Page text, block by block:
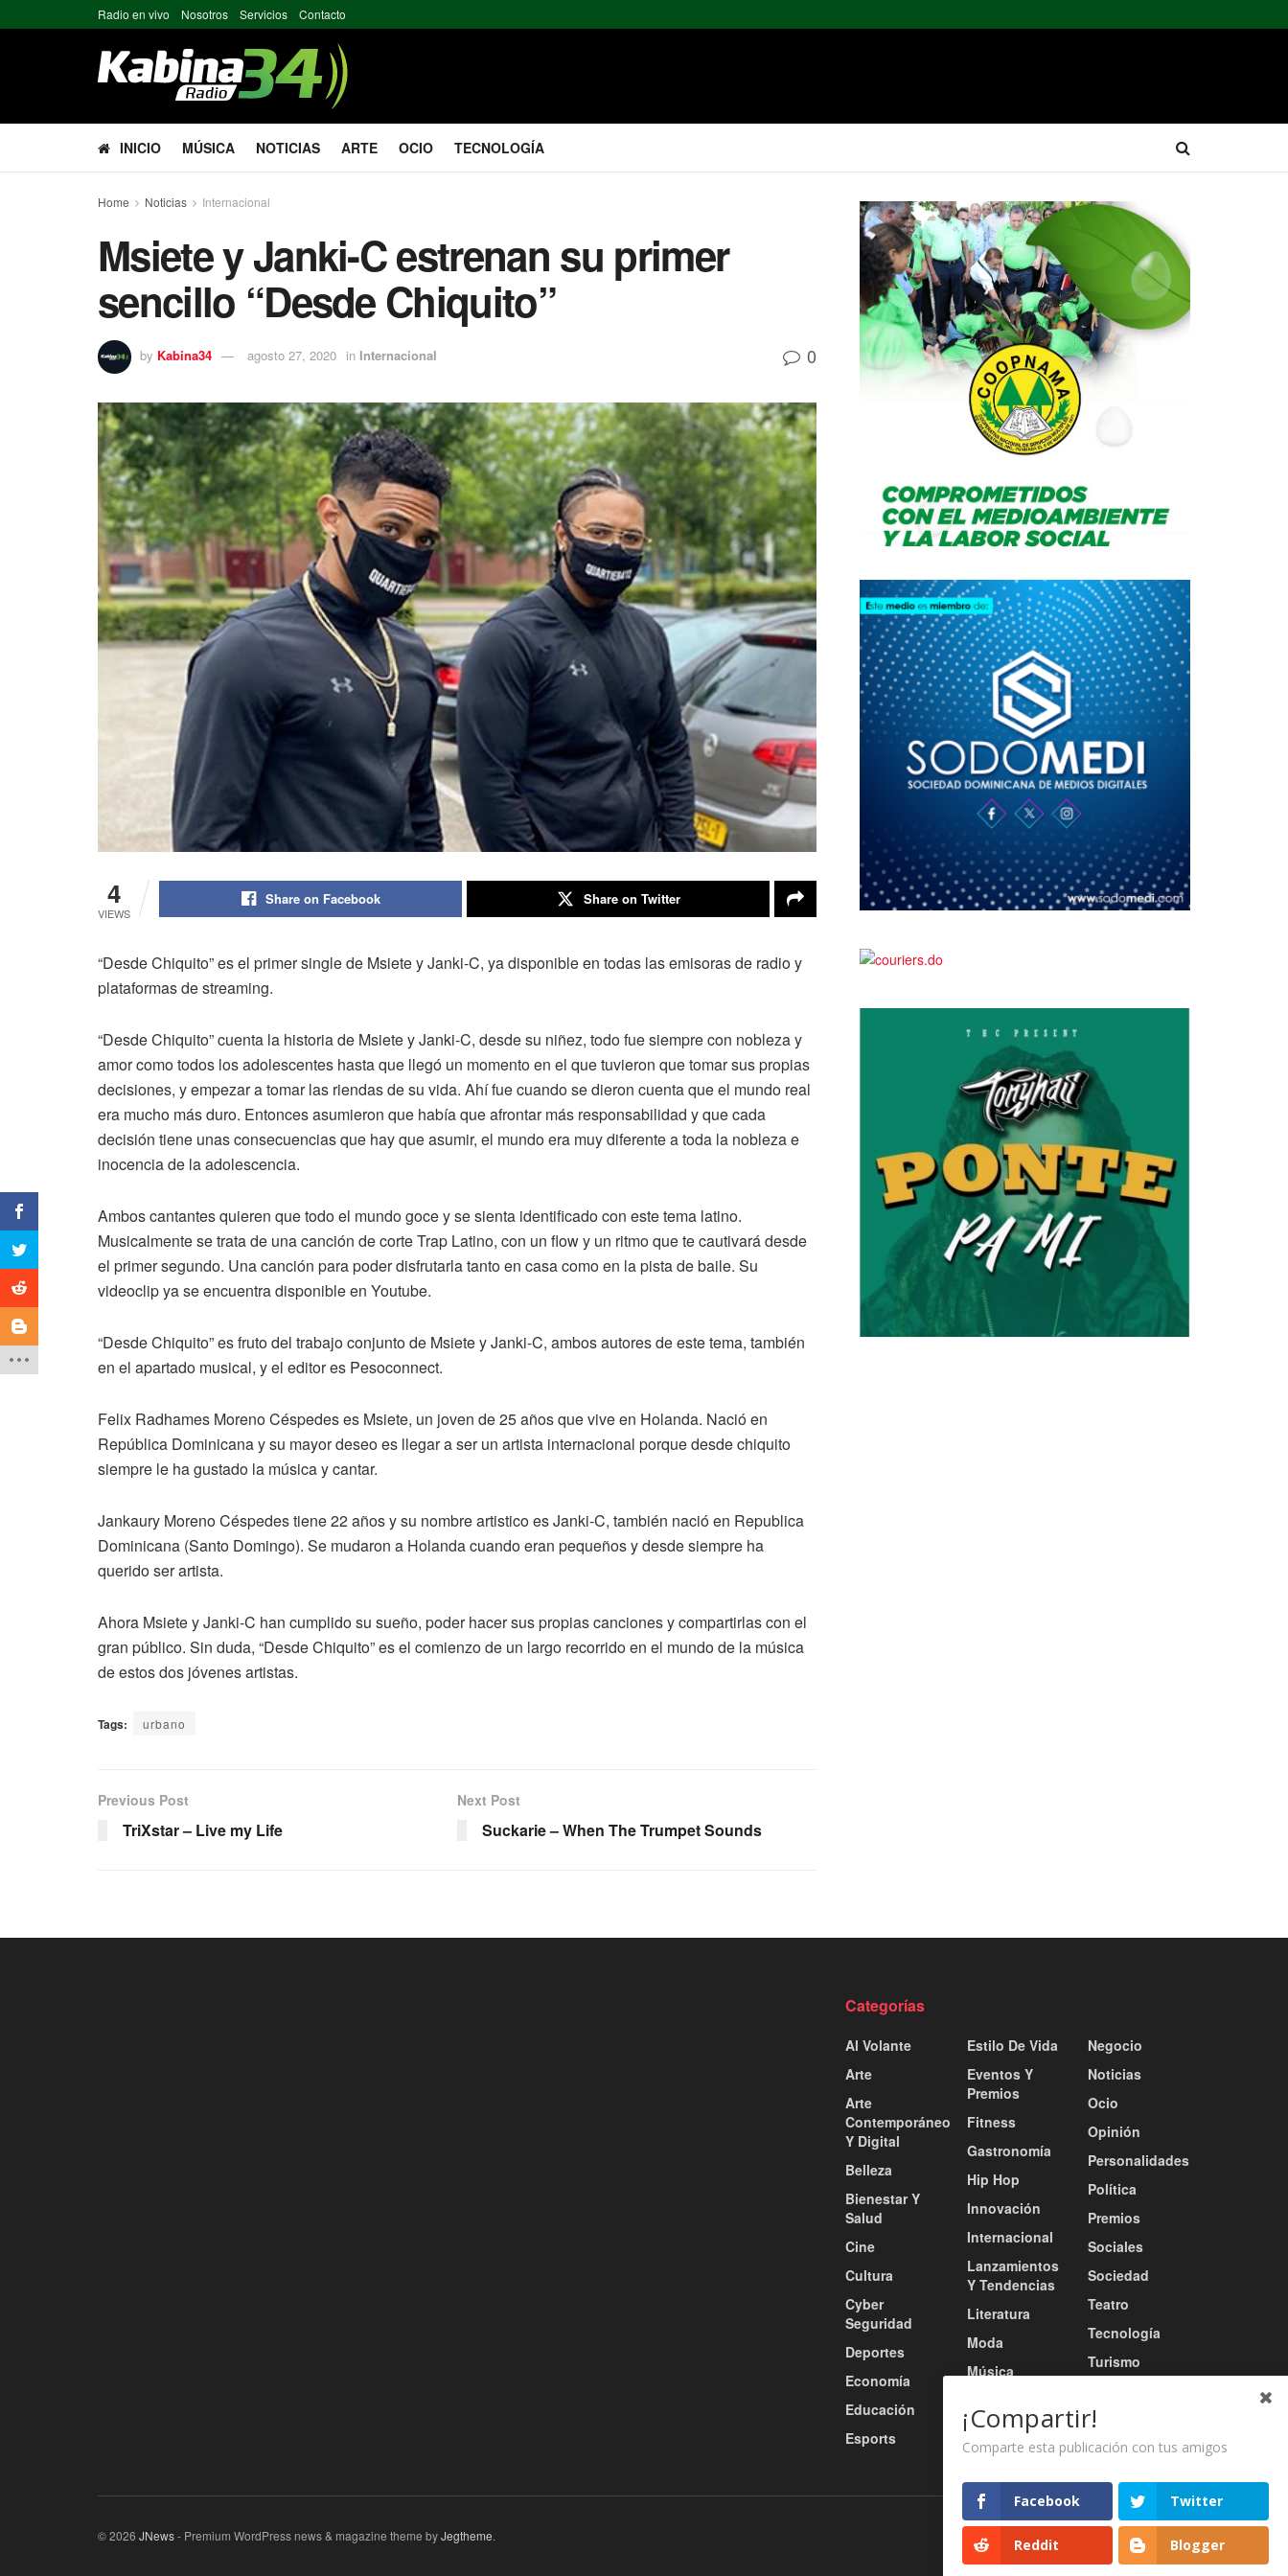
Radio en vivo Nosotros Servicios Contacto
INICIO MÚSICA NOTICIAS ARTE OCIO TECNOLOGÍA
Home Noticias Internacional
Msiete y Janki-C estrenan su primer
sencillo “Desde Chiquito”
by Kabina34 agosto 27, 2020 in Internacional 0
4
VIEWS
Share on Facebook Share on Twitter
“Desde Chiquito” es el primer single de Msiete y Janki-C, ya disponible en todas las emisoras de radio y
plataformas de streaming.
“Desde Chiquito” cuenta la historia de Msiete y Janki-C, desde su niñez, todo fue siempre con nobleza y
amor como todos los adolescentes hasta que llegó un momento en el que tuvieron que tomar sus propias
decisiones, y empezar a tomar las riendas de su vida. Ahí fue cuando se dieron cuenta que el mundo real
era mucho más duro. Entonces asumieron que había que afrontar más responsabilidad y que cada
decisión tiene unas consecuencias que hay que asumir, el mundo era muy diferente a toda la nobleza e
inocencia de la adolescencia.
Ambos cantantes quieren que todo el mundo goce y se sienta identificado con este tema latino.
Musicalmente se trata de una canción de corte Trap Latino, con un flow y un ritmo que te cautivará desde
el primer segundo. Una canción para poder disfrutarla tanto en casa como en la pista de baile. Su
videoclip ya se encuentra disponible en Youtube.
“Desde Chiquito” es fruto del trabajo conjunto de Msiete y Janki-C, ambos autores de este tema, también
en el apartado musical, y el editor es Pesoconnect.
Felix Radhames Moreno Céspedes es Msiete, un joven de 25 años que vive en Holanda. Nació en
República Dominicana y su mayor deseo es llegar a ser un artista internacional porque desde chiquito
siempre le ha gustado la música y cantar.
Jankaury Moreno Céspedes tiene 22 años y su nombre artistico es Janki-C, también nació en Republica
Dominicana (Santo Domingo). Se mudaron a Holanda cuando eran pequeños y desde siempre ha
querido ser artista.
Ahora Msiete y Janki-C han cumplido su sueño, poder hacer sus propias canciones y compartirlas con el
gran público. Sin duda, “Desde Chiquito” es el comienzo de un largo recorrido en el mundo de la música
de estos dos jóvenes artistas.
Tags: urbano
Previous Post
TriXstar – Live my Life
Next Post
Suckarie – When The Trumpet Sounds
Categorías
Al Volante
Arte
Arte
Contemporáneo
Y Digital
Belleza
Bienestar Y
Salud
Cine
Cultura
Cyber
Seguridad
Deportes
Economía
Educación
Esports
Estilo De Vida
Eventos Y
Premios
Fitness
Gastronomía
Hip Hop
Innovación
Internacional
Lanzamientos
Y Tendencias
Literatura
Moda
Música
Nacional
Negocio
Noticias
Ocio
Opinión
Personalidades
Política
Premios
Sociales
Sociedad
Teatro
Tecnología
Turismo
Redes
Video
Servicios Contacto
© 2026 JNews- Premium WordPress news & magazine theme byJegtheme.
¡Compartir!
Comparte esta publicación con tus amigos
Facebook Twitter
Reddit Blogger